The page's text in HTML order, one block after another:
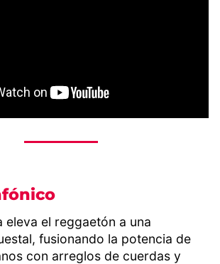
eleva el reggaetón a una
fusionando la potencia de
con arreglos de cuerdas y